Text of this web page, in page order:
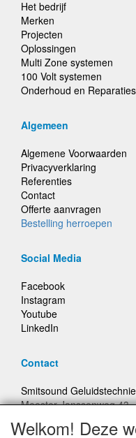
Het bedrijf
Merken
Projecten
Oplossingen
Multi Zone systemen
100 Volt systemen
Onderhoud en Reparaties
Algemeen
Algemene Voorwaarden
Privacyverklaring
Referenties
Contact
Offerte aanvragen
Bestelling herroepen
Social Media
Facebook
Instagram
Youtube
LinkedIn
Contact
Smitsound
Meester Janssenweg 43
E-mail: info@smitsound.nl
Welkom! Deze